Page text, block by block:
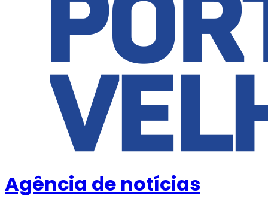
Agência de notícias